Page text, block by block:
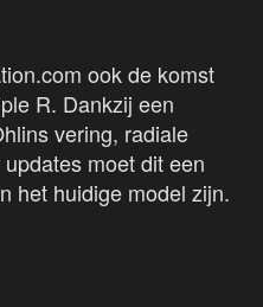
ook de komst
R. Dankzij een
vering, radiale
moet dit een
het huidige model zijn.